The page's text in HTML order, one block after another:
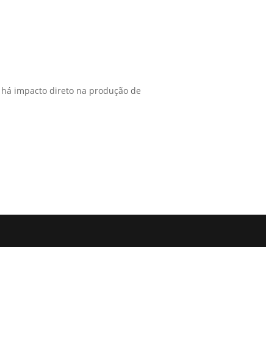
impacto direto na produção de